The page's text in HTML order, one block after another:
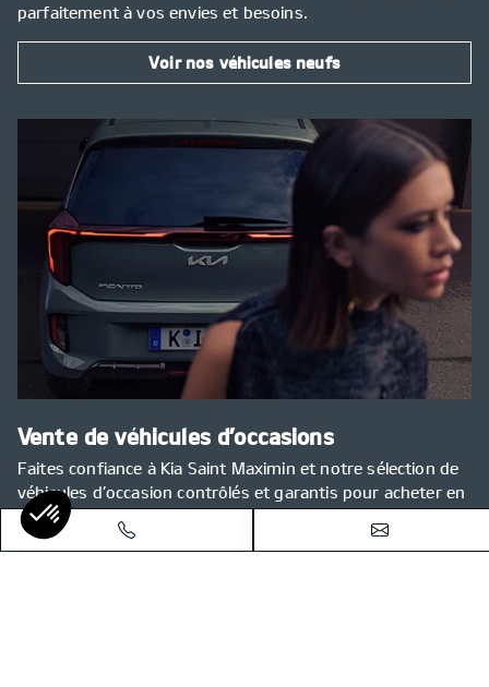
parfaitement à vos envies et besoins.
Voir nos véhicules neufs
Vente de véhicules d’occasions
Faites confiance à Kia Saint Maximin et notre sélection de
véhicules d’occasion contrôlés et garantis pour acheter en
toute sérénité.